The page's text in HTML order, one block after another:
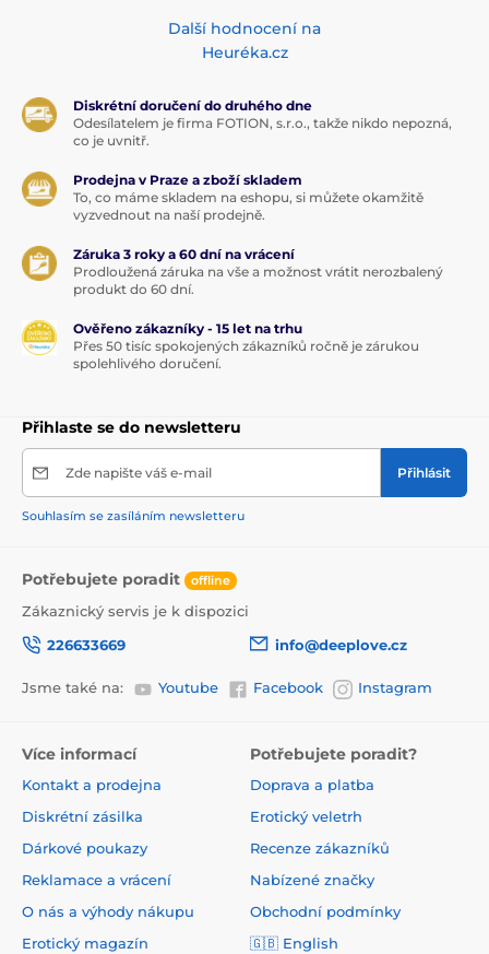
Další hodnocení na
Heuréka.cz
Diskrétní doručení do druhého dne
Odesílatelem je firma FOTION, s.r.o., takže nikdo nepozná,
co je uvnitř.
Prodejna v Praze a zboží skladem
To, co máme skladem na eshopu, si můžete okamžitě
vyzvednout na naší prodejně.
Záruka 3 roky a 60 dní na vrácení
Prodloužená záruka na vše a možnost vrátit nerozbalený
produkt do 60 dní.
Ověřeno zákazníky - 15 let na trhu
Přes 50 tisíc spokojených zákazníků ročně je zárukou
spolehlivého doručení.
Přihlaste se do newsletteru
Zde napište váš e-mail Přihlásit
Souhlasím se zasíláním newsletteru
Potřebujete poradit offline
Zákaznický servis je k dispozici
226633669
info@deeplove.cz
Jsme také na: Youtube Facebook Instagram
Více informací
Kontakt a prodejna
Diskrétní zásilka
Dárkové poukazy
Reklamace a vrácení
O nás a výhody nákupu
Erotický magazín
Potřebujete poradit?
Doprava a platba
Erotický veletrh
Recenze zákazníků
Nabízené značky
Obchodní podmínky
🇬🇧 English